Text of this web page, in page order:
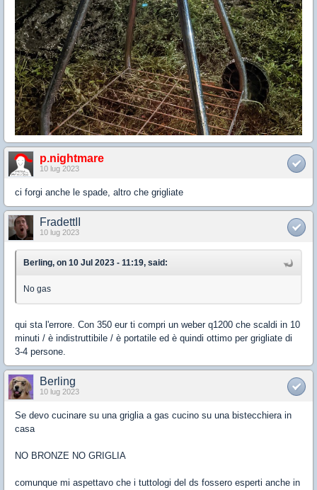
p.nightmare
10 lug 2023
ci forgi anche le spade, altro che grigliate
FradettII
10 lug 2023
Berling, on 10 Jul 2023 - 11:19, said:
No gas
qui sta l'errore. Con 350 eur ti compri un weber q1200 che scaldi in 10
minuti / è indistruttibile / è portatile ed è quindi ottimo per grigliate di
3-4 persone.
Berling
10 lug 2023
Se devo cucinare su una griglia a gas cucino su una bistecchiera in
casa
NO BRONZE NO GRIGLIA
comunque mi aspettavo che i tuttologi del ds fossero esperti anche in